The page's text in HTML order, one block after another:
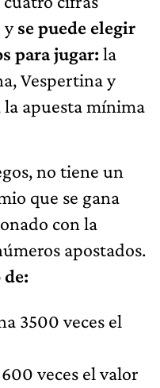
yse puede elegir
para jugar: la
Vespertina y
apuesta mínima
no tiene un
que se gana
con la
apostados.
3500 veces el
veces el valor